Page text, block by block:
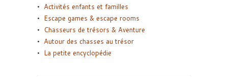
Activités enfants et familles
Escape games & escape rooms
Chasseurs de trésors & Aventure
Autour des chasses au trésor
La petite encyclopédie